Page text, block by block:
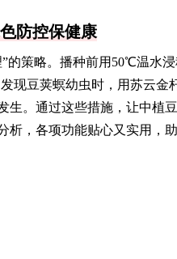
防控保健康
的策略。播种前用50℃温水
现豆荚螟幼虫时，用苏云
生。通过这些措施，让中植
析，各项功能贴心又实用，